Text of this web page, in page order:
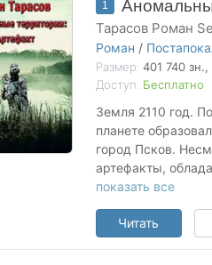
1
Тарасов Роман
Роман /
Размер: 401 740 зн.,
Доступ: Бесплатно
Земля 2110 год.
планете
город Псков.
артефакты,
скрыться от
которые
Сталкер Максим,
показать все
Читать